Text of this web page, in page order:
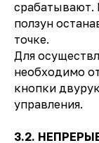
срабатывают.
ползун
точке.
Для
необходимо
кнопки
управления.
3.2.